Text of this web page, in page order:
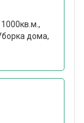
дома,